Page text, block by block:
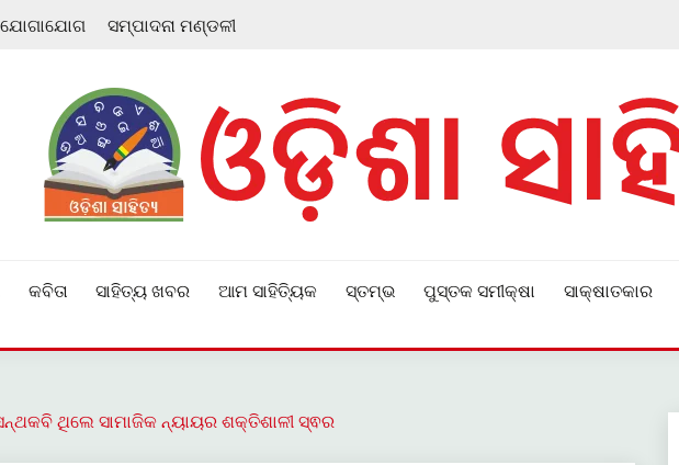
ଯୋଗାଯୋଗ ସମ୍ପାଦନା ମଣ୍ଡଳୀ
କବିତା ସାହିତ୍ୟ ଖବର ଆମ ସାହିତ୍ୟିକ ସ୍ତମ୍ଭ ପୁସ୍ତକ ସମୀକ୍ଷା ସାକ୍ଷାତକାର
ଥିଲେ ସାମାଜିକ ନ୍ୟାୟର ଶକ୍ତିଶାଳୀ ସ୍ଵର